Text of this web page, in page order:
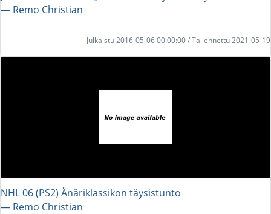
― Remo Christian
Julkaistu 2016-05-06 00:00:00 / Tallennettu 2021-05-19
NHL 06 (PS2) Änäriklassikon täysistunto
― Remo Christian